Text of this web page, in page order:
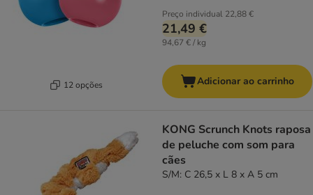
12 opções
Preço individual 22,88 €
21,49 €
94,67 € / kg
Adicionar ao carrinho
KONG Scrunch Knots raposa
de peluche com som para
cães
S/M: C 26,5 x L 8 x A 5 cm